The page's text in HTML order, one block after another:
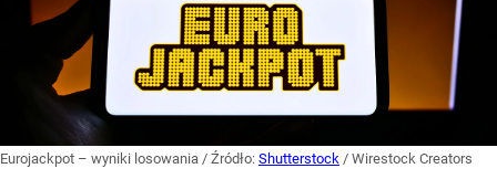
Eurojackpot – wyniki losowania / Źródło: Shutterstock / Wirestock Creators